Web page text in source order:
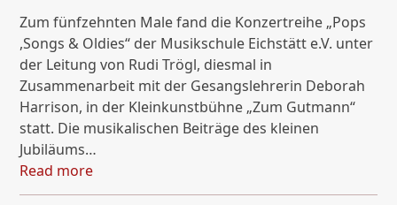
Zum fünfzehnten Male fand die Konzertreihe „Pops
,Songs & Oldies“ der Musikschule Eichstätt e.V. unter
der Leitung von Rudi Trögl, diesmal in
Zusammenarbeit mit der Gesangslehrerin Deborah
Harrison, in der Kleinkunstbühne „Zum Gutmann“
statt. Die musikalischen Beiträge des kleinen
Jubiläums…
Read more